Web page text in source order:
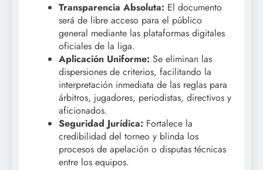
Transparencia Absoluta: El documento
será de libre acceso para el público
general mediante las plataformas digitales
oficiales de la liga.
Aplicación Uniforme: Se eliminan las
dispersiones de criterios, facilitando la
interpretación inmediata de las reglas para
árbitros, jugadores, periodistas, directivos y
aficionados.
Seguridad Jurídica: Fortalece la
credibilidad del torneo y blinda los
procesos de apelación o disputas técnicas
entre los equipos.